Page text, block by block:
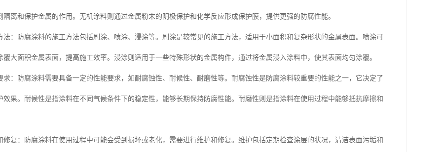
隔离和保护金属的作用。无机涂料则通过金属粉末的阴极保护和化学反应形成保护膜，提供更强的防腐性能。
法：防腐涂料的施工方法包括刷涂、喷涂、浸涂等。刷涂是较常见的施工方法，适用于小面积和复杂形状的金属表面。喷涂可
覆大面积金属表面，提高施工效率。浸涂则适用于一些特殊形状的金属构件，通过将金属浸入涂料中，使其表面均匀涂覆。
求：防腐涂料需要具备一定的性能要求，如耐腐蚀性、耐候性、耐磨性等。耐腐蚀性是防腐涂料较重要的性能之一，它决定了
效果。耐候性是指涂料在不同气候条件下的稳定性，能够长期保持防腐性能。耐磨性则是指涂料在使用过程中能够抵抗摩擦和
修复：防腐涂料在使用过程中可能会受到损坏或老化，需要进行维护和修复。维护包括定期检查涂层的状况，清洁表面污垢和